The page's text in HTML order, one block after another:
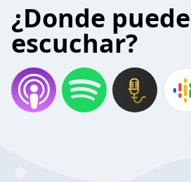
¿Donde
escuchar?